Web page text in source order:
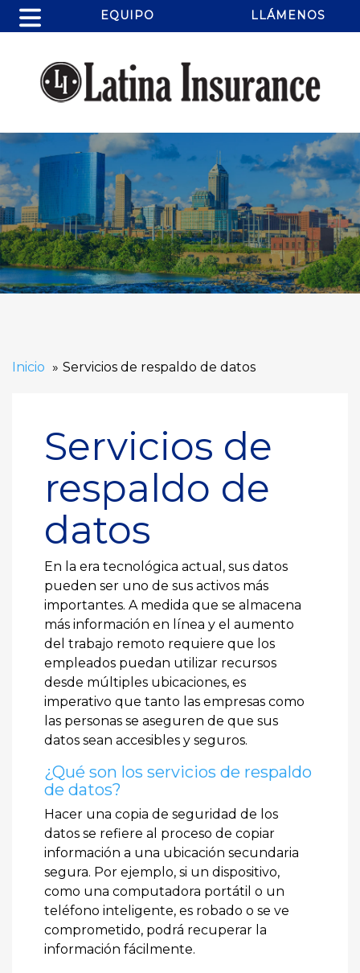
EQUIPO LLÁMENOS
Inicio Servicios de respaldo de datos
Servicios de
respaldo de
datos
En la era tecnológica actual, sus datos
pueden ser uno de sus activos más
importantes. A medida que se almacena
más información en línea y el aumento
del trabajo remoto requiere que los
empleados puedan utilizar recursos
desde múltiples ubicaciones, es
imperativo que tanto las empresas como
las personas se aseguren de que sus
datos sean accesibles y seguros.
¿Qué son los servicios de respaldo
de datos?
Hacer una copia de seguridad de los
datos se refiere al proceso de copiar
información a una ubicación secundaria
segura. Por ejemplo, si un dispositivo,
como una computadora portátil o un
teléfono inteligente, es robado o se ve
comprometido, podrá recuperar la
información fácilmente.